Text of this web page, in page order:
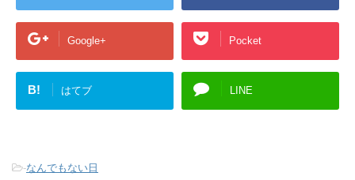
Google+ Pocket
B! はてブ LINE
-なんでもない日